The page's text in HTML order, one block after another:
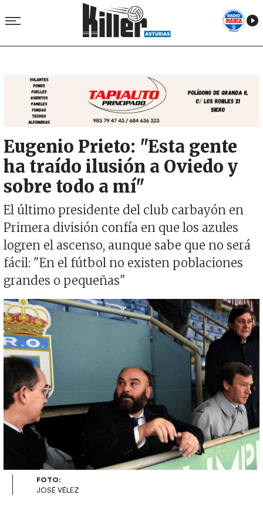
Image
Eugenio Prieto: "Esta gente
ha traído ilusión a Oviedo y
sobre todo a mí"
El último presidente del club carbayón en
Primera división confía en que los azules
logren el ascenso, aunque sabe que no será
fácil: "En el fútbol no existen poblaciones
grandes o pequeñas"
Imagen
FOTO:
JOSÉ VÉLEZ